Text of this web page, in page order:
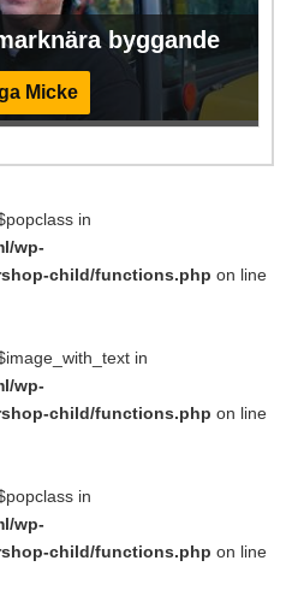
byggande
Micke
in
wp-
child/functions.php on line
in
wp-
child/functions.php on line
in
wp-
child/functions.php on line